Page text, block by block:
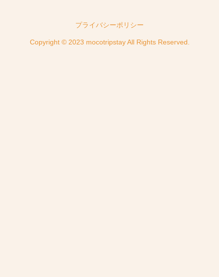
プライバシーポリシー
Copyright © 2023 mocotripstay All Rights Reserved.